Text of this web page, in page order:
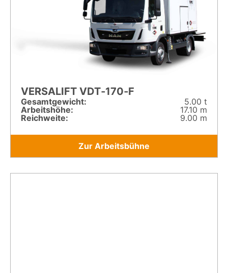
VERSALIFT VDT‑170‑F
Gesamt­gewicht:
5.00 t
Arbeitshöhe:
17.10 m
Reichweite:
9.00 m
Zur Arbeitsbühne